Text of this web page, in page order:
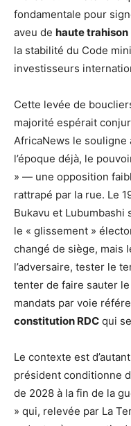
fondamentale pour
aveu de haute trahison
la stabilité du Code
investisseurs
Cette levée de
majorité espérait
AfricaNews le
l’époque déjà, le
» — une opposition
rattrapé par la rue. Le
Bukavu et Lubumbashi
le « glissement »
changé de siège, mais
l’adversaire, tester le
tenter de faire sauter
mandats par voie
constitution RDC qui
Le contexte est
président conditionne
de 2028 à la fin de la
» qui, relevée par La